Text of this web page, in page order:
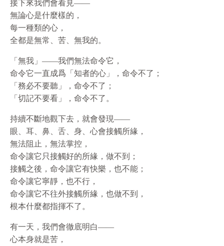
接下來我們會看見——
無論心是什麼樣的，
每一種類的心，
全都是無常、苦、無我的。
「無我」——我們無法命令它，
命令它一直成爲「知者的心」，命令不了；
「務必不要聽」，命令不了；
「切記不要看」，命令不了。
持續不斷地觀下去，就會發現——
眼、耳、鼻、舌、身、心會接觸所緣，
無法阻止，無法掌控，
命令讓它只接觸好的所緣，做不到；
接觸之後，命令讓它有快樂，也不能；
命令讓它寧靜，也不行，
命令讓它不往外接觸所緣，也做不到，
根本什麼都指揮不了。
有一天，我們會徹底明白——
心本身就是苦，